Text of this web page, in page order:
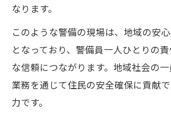
警備職で成長するための実
キャリアアップを目指す警備員
警備員募集で実現するキャ
ツ
なります。
このような警備の現場は、地域の安
となっており、警備員一人ひとりの
な信頼につながります。地域社会の
業務を通じて住民の安全確保に貢献
力です。